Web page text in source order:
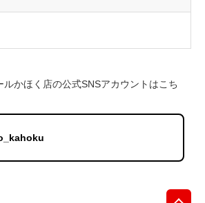
ルかほく店の公式SNSアカウントはこち